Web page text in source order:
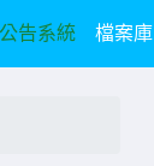
公告系統 檔案庫